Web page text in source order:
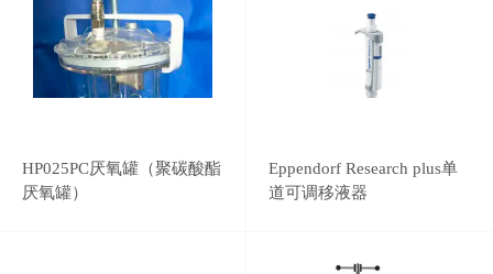
HP025PC厌氧罐（聚碳酸酯
厌氧罐）
Eppendorf Research plus单
道可调移液器